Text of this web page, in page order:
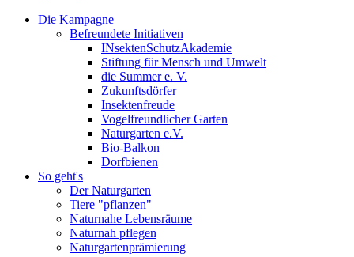
Die Kampagne
Befreundete Initiativen
INsektenSchutzAkademie
Stiftung für Mensch und Umwelt
die Summer e. V.
Zukunftsdörfer
Insektenfreude
Vogelfreundlicher Garten
Naturgarten e.V.
Bio-Balkon
Dorfbienen
So geht's
Der Naturgarten
Tiere "pflanzen"
Naturnahe Lebensräume
Naturnah pflegen
Naturgartenprämierung